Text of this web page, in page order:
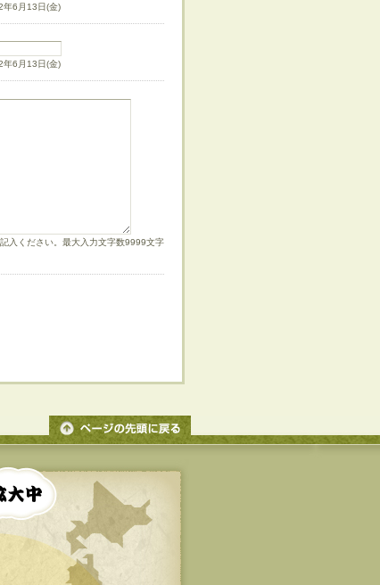
年6月13日(金)
年6月13日(金)
入ください。最大入力文字数9999文字